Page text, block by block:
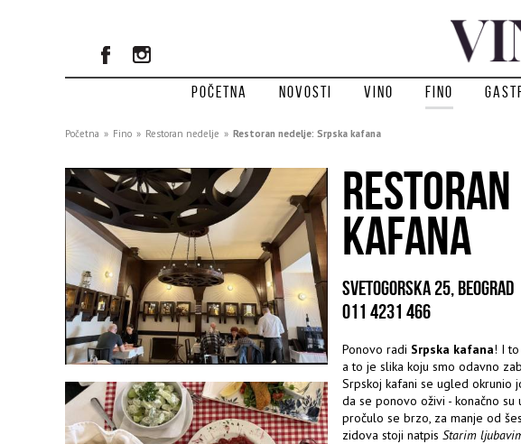
Početna Novosti Vino Fino
Početna » Fino » Restoran nedelje » Restoran nedelje: Srpska kafana
KAFANA
SVETOGORSKA 25, BEOGRAD
011 4231 466
Ponovo radi Srpska kafana! I
a to je slika koju smo odavno
Srpskoj kafani se ugled okrunio
da se ponovo oživi - konačno
pročulo se brzo, za manje od
zidova stoji natpisStarim